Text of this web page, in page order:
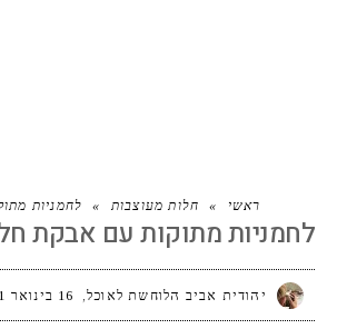
ראשי » חלות מעוצבות » לחמניות
לחמניות מתוקות עם אבקת
יהודית אביב הלוחשת לאוכל 16 בינואר 2021